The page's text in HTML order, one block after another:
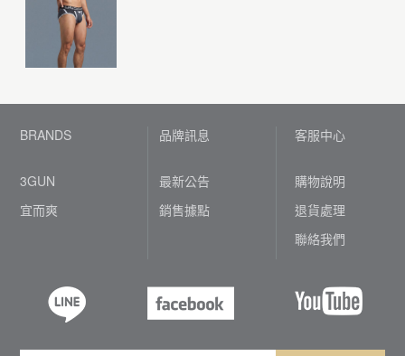
BRANDS
3GUN
宜而爽
品牌訊息
最新公告
銷售據點
客服中心
購物說明
退貨處理
聯絡我們